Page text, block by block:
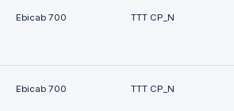
Ebicab 700
Ebicab 700
TTT CP_N
TTT CP_N